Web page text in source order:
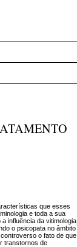
que esses
e toda a sua
influência da vitimologia
o psicopata no âmbito
o fato de que
transtornos de